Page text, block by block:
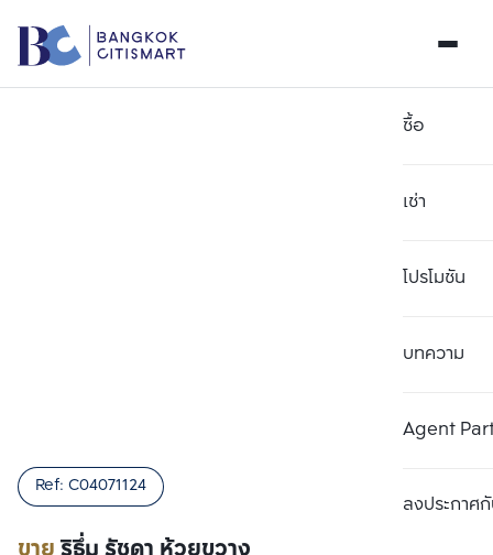
ซื้อ
เช่า
โปรโมชัน
บทความ
Agent
ลงประกาศกั
Ref: C04071124